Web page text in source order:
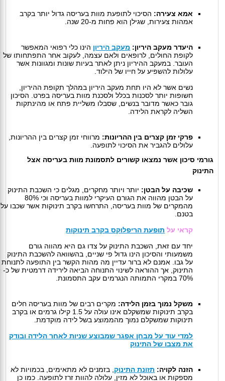
אמא צעירה: הסיכוי לתופעת מוות בעריסה גדול יותר בקרב
אמהות צעירות, שגילן הוא פחות מ-20 שנה.
היעדר מעקב היריון: מעקב היריון הינו כלי רפואי המאפשר
לקופת החולים, לרופאים ולאם עצמה, לעקוב אחר התפתחותו של
העובר. במעקב ההיריון ניתן לאתר בעיות שונות ומגוונות אשר
עלולות להשפיע על חייו של הילוד.
נשים אשר לא היו תחת מעקב היריון במהלך תקופת ההיריון,
חשופות יותר לסכנות בכלל ולסכנת מוות בעריסה בפרט. הסיכון
גובר כאשר מדובר בנשים, שסבלו משליית פתח או מהינתקות
השליה לקראת הלידה.
פרקי זמן קצרים בין ההריונות: מרווחי זמן קצרים בין ההריונות,
עלולים להגביר את הסיכוי לתופעה.
גורמי סיכון אשר נמצאו קשורים לתסמונת מוות בעריסה אצל
התינוק
שכיבה על הבטן: יותר ויותר מחקרים, מגלים כי השכבת התינוק
על הבטן מהווה את הגורם העיקרי למוות בעריסה וכי 80%
מהמקרים של מוות בעריסה, התרחשו בקרב תינוקות אשר שכבו על
בטנם.
קראי על תופעת הריפלוקס בקרב תינוקות
יחד עם זאת, השכבת התינוק על צדו גם היא מהווה גורם
משמעותי והסיכון הינו גדול פי שניים, בהשוואה להשכבת התינוק
על גבו. אמנם לא ברור עדיין מה מהות הקשר בין התופעה לתנוחת
התינוק, אך ההוראה לשינוי התנוחה הביאה לירידה דרמטית של כ-
70% במקרי התמותה הנגרמים עקב התסמונת.
משקל נמוך בזמן הלידה: מקרים רבים של מוות בעריסה חלים
בקרב תינוקות שמשקלם אינו עולה על 1.5 קילו גרמים או בקרב
תינוקות שמשקלם נמוך מהממוצע בשל לידה מוקדמת.
למדי עוד על מבחן אפגר שמבוצע שניות לאחר הלידה ובודק
את מצבו של התינוק
הזנה לקויה: תזונת התינוק, בזמנים לא מתאימים, בכמויות לא
מספקות או באוכל לא מזין, עלולה להוות זרז לתופעה. כמו כן